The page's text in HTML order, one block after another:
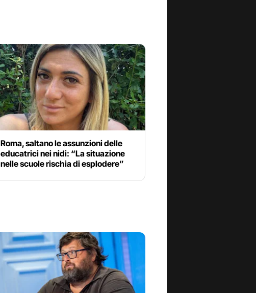
Roma, saltano le assunzioni delle
educatrici nei nidi: “La situazione
nelle scuole rischia di esplodere”